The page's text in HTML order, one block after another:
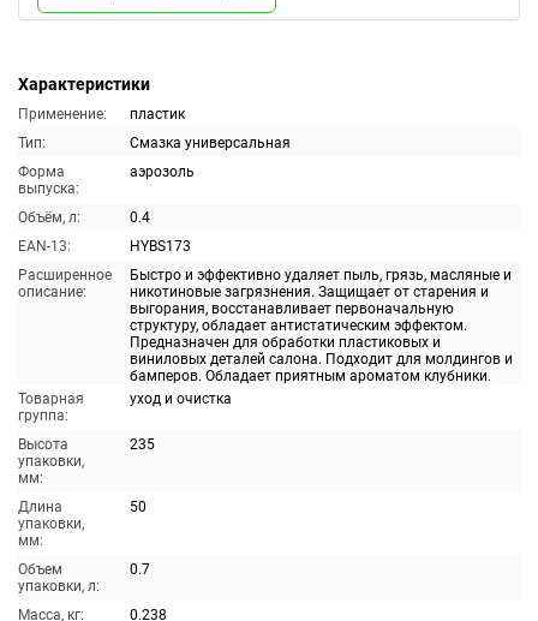
Характеристики
Применение:
пластик
Тип:
Смазка универсальная
Форма
выпуска:
аэрозоль
Объём, л:
0.4
EAN-13:
HYBS173
Расширенное
описание:
Быстро и эффективно удаляет пыль, грязь, масляные и
никотиновые загрязнения. Защищает от старения и
выгорания, восстанавливает первоначальную
структуру, обладает антистатическим эффектом.
Предназначен для обработки пластиковых и
виниловых деталей салона. Подходит для молдингов и
бамперов. Обладает приятным ароматом клубники.
Товарная
группа:
уход и очистка
Высота
упаковки,
мм:
235
Длина
упаковки,
мм:
50
Объем
упаковки, л:
0.7
Масса, кг:
0.238